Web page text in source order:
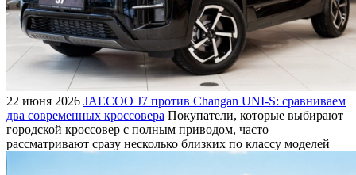
22 июня 2026 JAECOO J7 против Changan UNI-S: сравниваем
два современных кроссовера Покупатели, которые выбирают
городской кроссовер с полным приводом, часто
рассматривают сразу несколько близких по классу моделей